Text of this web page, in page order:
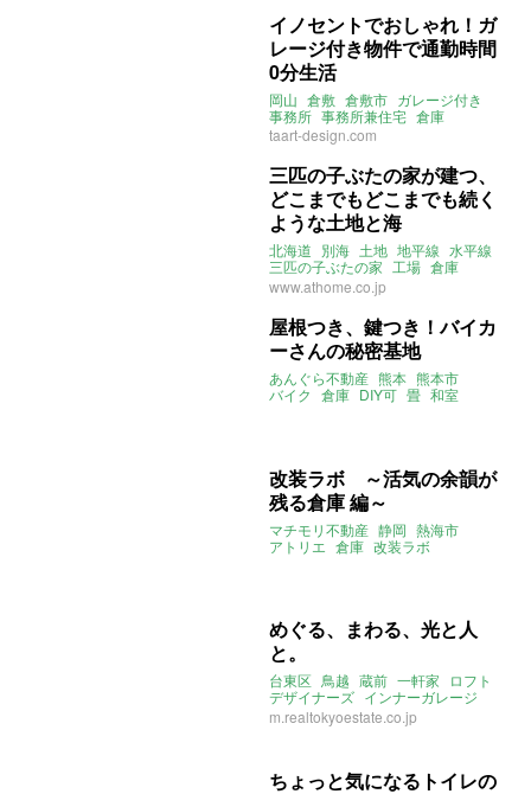
イノセントでおしゃれ！ガ
レージ付き物件で通勤時間
0分生活
岡山 倉敷 倉敷市 ガレージ付き
事務所 事務所兼住宅 倉庫
taart-design.com
三匹の子ぶたの家が建つ、
どこまでもどこまでも続く
ような土地と海
北海道 別海 土地 地平線 水平線
三匹の子ぶたの家 工場 倉庫
海っぺっり
www.athome.co.jp
屋根つき、鍵つき！バイカ
ーさんの秘密基地
あんぐら不動産 熊本 熊本市
バイク 倉庫 DIY可 畳 和室
改装ラボ ～活気の余韻が
残る倉庫 編～
マチモリ不動産 静岡 熱海市
アトリエ 倉庫 改装ラボ
めぐる、まわる、光と人
と。
台東区 鳥越 蔵前 一軒家
ロフト
デザイナーズ インナーガレージ
倉庫 アトリエ おしゃれ
土間 リモートワーク
m.realtokyoestate.co.jp
ちょっと気になるトイレの